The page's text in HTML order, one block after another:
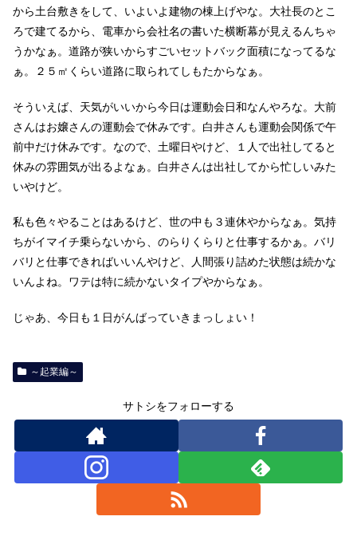
から土台敷きをして、いよいよ建物の棟上げやな。大社長のとこ
ろで建てるから、電車から会社名の書いた横断幕が見えるんちゃ
うかなぁ。道路が狭いからすごいセットバック面積になってるな
ぁ。２５㎡くらい道路に取られてしもたからなぁ。
そういえば、天気がいいから今日は運動会日和なんやろな。大前
さんはお嬢さんの運動会で休みです。白井さんも運動会関係で午
前中だけ休みです。なので、土曜日やけど、１人で出社してると
休みの雰囲気が出るよなぁ。白井さんは出社してから忙しいみた
いやけど。
私も色々やることはあるけど、世の中も３連休やからなぁ。気持
ちがイマイチ乗らないから、のらりくらりと仕事するかぁ。バリ
バリと仕事できればいいんやけど、人間張り詰めた状態は続かな
いんよね。ワテは特に続かないタイプやからなぁ。
じゃあ、今日も１日がんばっていきまっしょい！
～起業編～
サトシをフォローする